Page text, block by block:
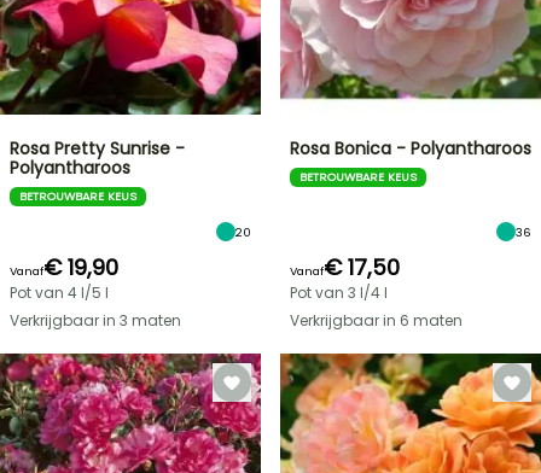
Rosa Pretty Sunrise -
Polyantharoos
BETROUWBARE KEUS
20
Vanaf€ 19,90
Pot van 4 l/5 l
Verkrijgbaar in 3 maten
Rosa Bonica - Polyantharoos
BETROUWBARE KEUS
36
Vanaf€ 17,50
Pot van 3 l/4 l
Verkrijgbaar in 6 maten